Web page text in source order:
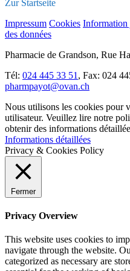
Zur Startseite
Impressum Cookies Information
des données
Pharmacie de Grandson, Rue
Tél: 024 445 33 51 , Fax: 024
pharmpayot@ovan.ch
Nous utilisons les cookies pour
utilisateur. Veuillez lire notre
obtenir des informations
Informations détaillées
Privacy & Cookies Policy
Fermer
Privacy Overview
This website uses cookies to
navigate through the website.
categorized as necessary are